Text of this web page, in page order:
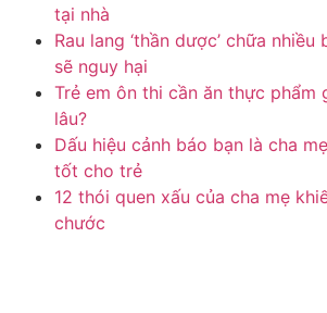
tại nhà
Rau lang ‘thần dược’ chữa nhiều
sẽ nguy hại
Trẻ em ôn thi cần ăn thực phẩm
lâu?
Dấu hiệu cảnh báo bạn là cha
tốt cho trẻ
12 thói quen xấu của cha mẹ
chước